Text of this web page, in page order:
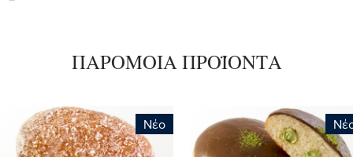
ΠΑΡΟΜΟΙΑ ΠΡΟΪΟΝΤΑ
Νέο